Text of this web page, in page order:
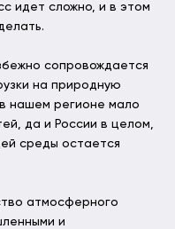
идет сложно, и в этом
сопровождается
на природную
в нашем регионе мало
да и России в целом,
среды остается
атмосферного
и